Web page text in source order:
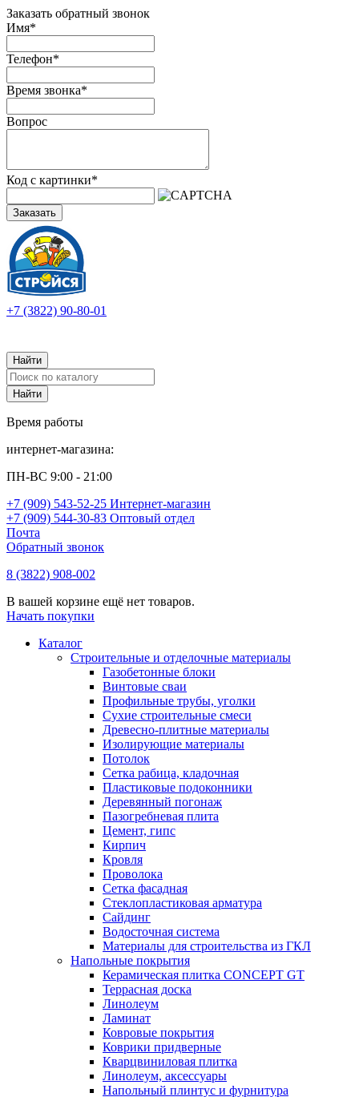
Заказать обратный звонок
Имя*
Телефон*
Время звонка*
Вопрос
Код с картинки*
Заказать
+7 (3822) 90-80-01
Время работы
интернет-магазина:
ПН-ВС 9:00 - 21:00
+7 (909) 543-52-25 Интернет-магазин
+7 (909) 544-30-83 Оптовый отдел
Почта
Обратный звонок
8 (3822) 908-002
В вашей корзине ещё нет товаров.
Начать покупки
Каталог
Строительные и отделочные материалы
Газобетонные блоки
Винтовые сваи
Профильные трубы, уголки
Сухие строительные смеси
Древесно-плитные материалы
Изолирующие материалы
Потолок
Сетка рабица, кладочная
Пластиковые подоконники
Деревянный погонаж
Пазогребневая плита
Цемент, гипс
Кирпич
Кровля
Проволока
Сетка фасадная
Стеклопластиковая арматура
Сайдинг
Водосточная система
Материалы для строительства из ГКЛ
Напольные покрытия
Керамическая плитка CONCEPT GT
Террасная доска
Линолеум
Ламинат
Ковровые покрытия
Коврики придверные
Кварцвиниловая плитка
Линолеум, аксессуары
Напольный плинтус и фурнитура